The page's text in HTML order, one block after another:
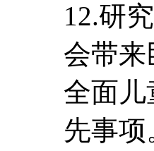
12.研
会带
全面
先事